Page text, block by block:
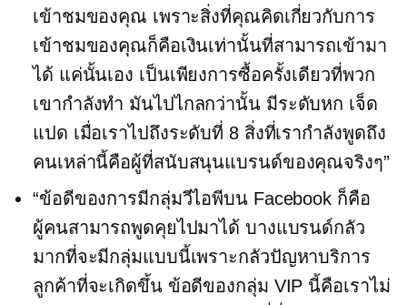
เข้าชมของคุณ เพราะสิ่งที่คุณคิดเกี่ยวกับการ
เข้าชมของคุณก็คือเงินเท่านั้นที่สามารถเข้ามา
ได้ แค่นั้นเอง เป็นเพียงการซื้อครั้งเดียวที่พวก
เขากำลังทำ มันไปไกลกว่านั้น มีระดับหก เจ็ด
แปด เมื่อเราไปถึงระดับที่ 8 สิ่งที่เรากำลังพูดถึง
คนเหล่านี้คือผู้ที่สนับสนุนแบรนด์ของคุณจริงๆ”
“ข้อดีของการมีกลุ่มวีไอพีบน Facebook ก็คือ
ผู้คนสามารถพูดคุยไปมาได้ บางแบรนด์กลัว
มากที่จะมีกลุ่มแบบนี้เพราะกลัวปัญหาบริการ
ลูกค้าที่จะเกิดขึ้น ข้อดีของกลุ่ม VIP นี้คือเราไม่